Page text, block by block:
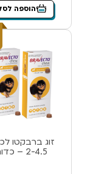
הוספה
זוג ברבקטו
2-4.5 – כדור